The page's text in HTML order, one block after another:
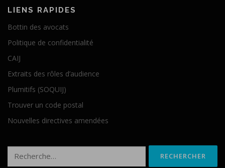
LIENS RAPIDES
Bottin des avocats
Politique de confidentialité
CAIJ
Extraits des rôles d’audience
Plumitifs (SOQUIJ)
Trouver un code postal
Nouvelles directives amendées
Rechercher :